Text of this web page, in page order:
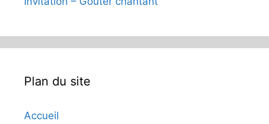
Plan du site
Accueil